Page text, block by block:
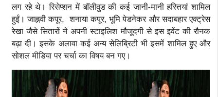
लग रहे थे। रिसेप्शन में बॉलीवुड की कई जानी-मानी हस्तियां शामिल
हुईं। जाह्नवी कपूर, शनाया कपूर, भूमि पेडनेकर और सदाबहार एक्ट्रेस
रेखा जैसे सितारों ने अपनी स्टाइलिश मौजूदगी से इस इवेंट की रौनक
बढ़ा दी। इसके अलावा कई अन्य सेलिब्रिटी भी इसमें शामिल हुए और
सोशल मीडिया पर चर्चा का विषय बन गए।